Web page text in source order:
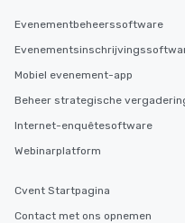
Evenementbeheerssoftware
Mobiel evenement-app
Beheer strategische
Internet-enquêtesoftware
Webinarplatform
Cvent Startpagina
Contact met ons opnemen